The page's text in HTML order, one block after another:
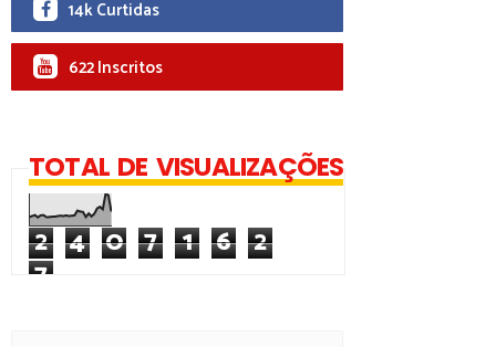
14k Curtidas
622 Inscritos
TOTAL DE VISUALIZAÇÕES
2 4 0 7 1 6 2
7